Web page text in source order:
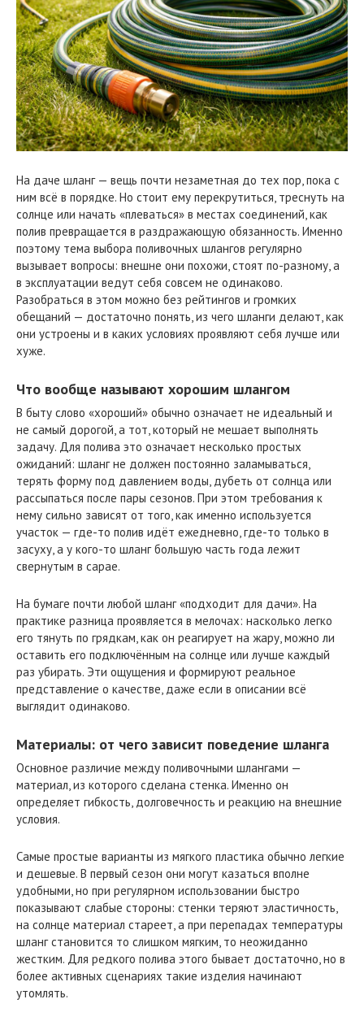
На даче шланг — вещь почти незаметная до тех пор, пока с
ним всё в порядке. Но стоит ему перекрутиться, треснуть на
солнце или начать «плеваться» в местах соединений, как
полив превращается в раздражающую обязанность. Именно
поэтому тема выбора поливочных шлангов регулярно
вызывает вопросы: внешне они похожи, стоят по-разному, а
в эксплуатации ведут себя совсем не одинаково.
Разобраться в этом можно без рейтингов и громких
обещаний — достаточно понять, из чего шланги делают, как
они устроены и в каких условиях проявляют себя лучше или
хуже.
Что вообще называют хорошим шлангом
В быту слово «хороший» обычно означает не идеальный и
не самый дорогой, а тот, который не мешает выполнять
задачу. Для полива это означает несколько простых
ожиданий: шланг не должен постоянно заламываться,
терять форму под давлением воды, дубеть от солнца или
рассыпаться после пары сезонов. При этом требования к
нему сильно зависят от того, как именно используется
участок — где-то полив идёт ежедневно, где-то только в
засуху, а у кого-то шланг большую часть года лежит
свернутым в сарае.
На бумаге почти любой шланг «подходит для дачи». На
практике разница проявляется в мелочах: насколько легко
его тянуть по грядкам, как он реагирует на жару, можно ли
оставить его подключённым на солнце или лучше каждый
раз убирать. Эти ощущения и формируют реальное
представление о качестве, даже если в описании всё
выглядит одинаково.
Материалы: от чего зависит поведение шланга
Основное различие между поливочными шлангами —
материал, из которого сделана стенка. Именно он
определяет гибкость, долговечность и реакцию на внешние
условия.
Самые простые варианты из мягкого пластика обычно легкие
и дешевые. В первый сезон они могут казаться вполне
удобными, но при регулярном использовании быстро
показывают слабые стороны: стенки теряют эластичность,
на солнце материал стареет, а при перепадах температуры
шланг становится то слишком мягким, то неожиданно
жестким. Для редкого полива этого бывает достаточно, но в
более активных сценариях такие изделия начинают
утомлять.